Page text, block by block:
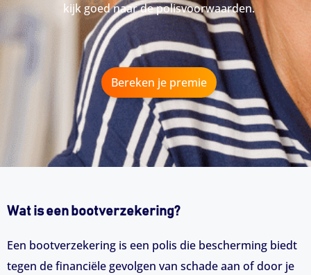
kijk goed naar de polisvoorwaarden.
Bereken je premie
Wat is een bootverzekering?
Een bootverzekering is een polis die bescherming biedt
tegen de financiële gevolgen van schade aan of door je